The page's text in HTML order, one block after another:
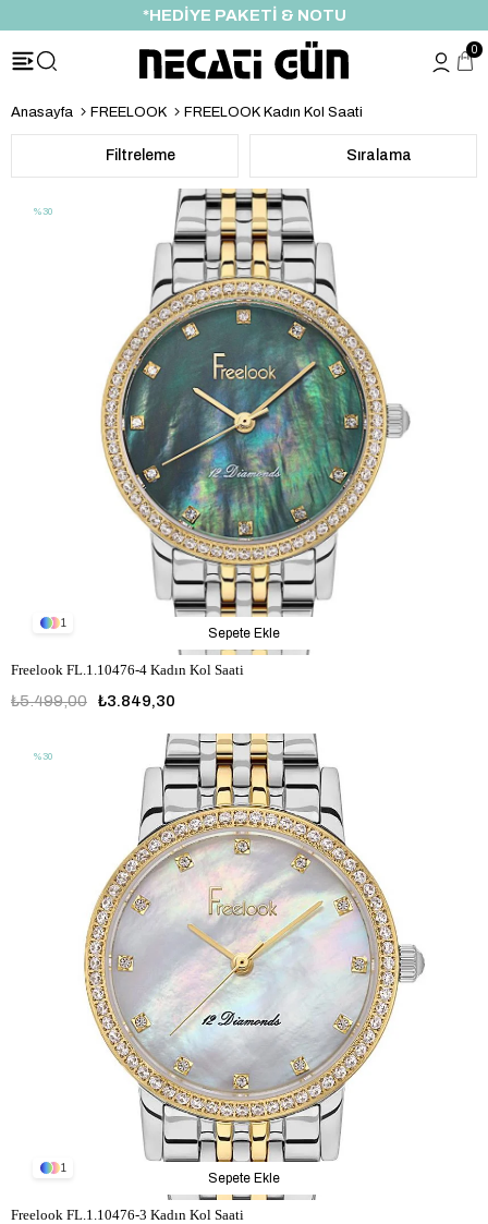
ÖZEL İNDİRİM FIRSATI
0
Anasayfa FREELOOK FREELOOK Kadın Kol Saati
Filtreleme Sıralama
1
Freelook FL.1.10476-4 Kadın Kol Saati
₺3.849,30
₺5.499,00
Sepete Ekle
%30
1
Freelook FL.1.10476-3 Kadın Kol Saati
Sepete Ekle
%30